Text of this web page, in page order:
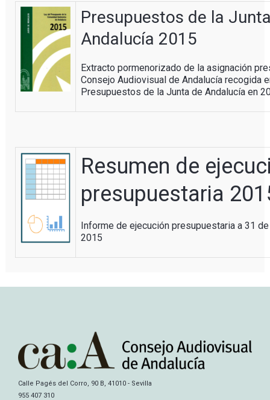
Presupuestos de la
Andalucía 2015
Extracto pormenorizado de la asignación
Consejo Audiovisual de Andalucía recogida
Presupuestos de la Junta de Andalucía en
Resumen de
presupuestaria
Informe de ejecución presupuestaria a 31
2015
Calle Pagés del Corro, 90 B, 41010 - Sevilla
955 407 310